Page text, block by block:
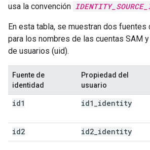
usa la convención
En esta tabla, se muestran dos fuentes
para los nombres de las cuentas SAM
de usuarios (uid).
Fuente de
identidad
Propiedad del
usuario
id1 id1 identity
id2
id2 identity